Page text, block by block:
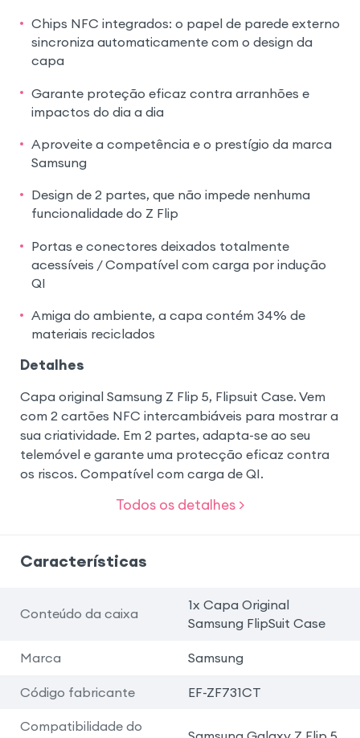
Chips NFC integrados: o papel de parede externo
sincroniza automaticamente com o design da
capa
Garante proteção eficaz contra arranhões e
impactos do dia a dia
Aproveite a competência e o prestígio da marca
Samsung
Design de 2 partes, que não impede nenhuma
funcionalidade do Z Flip
Portas e conectores deixados totalmente
acessíveis / Compatível com carga por indução
QI
Amiga do ambiente, a capa contém 34% de
materiais reciclados
Detalhes
Capa original Samsung Z Flip 5, Flipsuit Case. Vem
com 2 cartões NFC intercambiáveis para mostrar a
sua criatividade. Em 2 partes, adapta-se ao seu
telemóvel e garante uma protecção eficaz contra
os riscos. Compatível com carga de QI.
Todos os detalhes >
Características
Conteúdo da caixa
1x Capa Original
Samsung FlipSuit Case
Marca Samsung
Código fabricante EF-ZF731CT
Compatibilidade do